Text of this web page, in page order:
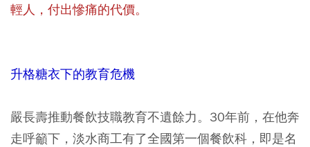
輕人，付出慘痛的代價。
升格糖衣下的教育危機
嚴長壽推動餐飲技職教育不遺餘力。30年前，在他奔
走呼籲下，淡水商工有了全國第一個餐飲科，即是名